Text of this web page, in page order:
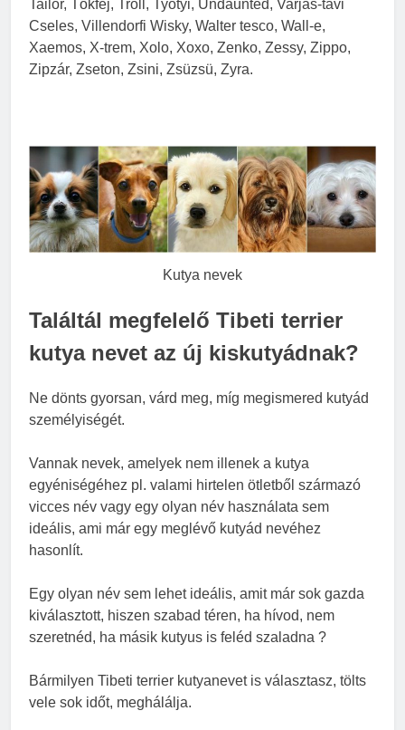
Tailor, Tökfej, Troll, Työtyi, Undaunted, Varjas-tavi
Cseles, Villendorfi Wisky, Walter tesco, Wall-e,
Xaemos, X-trem, Xolo, Xoxo, Zenko, Zessy, Zippo,
Zipzár, Zseton, Zsini, Zsüzsü, Zyra.
Kutya nevek
Találtál megfelelő Tibeti terrier
kutya nevet az új kiskutyádnak?
Ne dönts gyorsan, várd meg, míg megismered kutyád
személyiségét.
Vannak nevek, amelyek nem illenek a kutya
egyéniségéhez pl. valami hirtelen ötletből származó
vicces név vagy egy olyan név használata sem
ideális, ami már egy meglévő kutyád nevéhez
hasonlít.
Egy olyan név sem lehet ideális, amit már sok gazda
kiválasztott, hiszen szabad téren, ha hívod, nem
szeretnéd, ha másik kutyus is feléd szaladna ?
Bármilyen Tibeti terrier kutyanevet is választasz, tölts
vele sok időt, meghálálja.